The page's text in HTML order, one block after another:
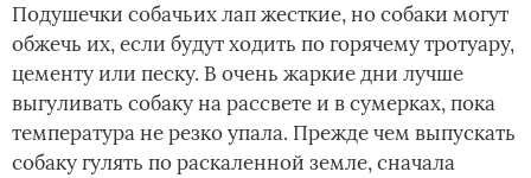
Подушечки собачьих лап жесткие, но собаки могут
обжечь их, если будут ходить по горячему тротуару,
цементу или песку. В очень жаркие дни лучше
выгуливать собаку на рассвете и в сумерках, пока
температура не резко упала. Прежде чем выпускать
собаку гулять по раскаленной земле, сначала